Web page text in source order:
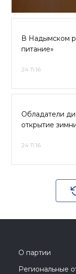
В Надымском
питание»
24.11.16
Обладатели
открытие
24.11.16
О партии
Региональные